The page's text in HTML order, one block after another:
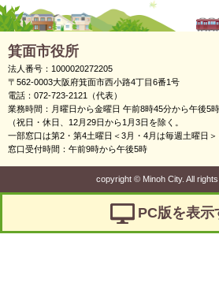
箕面市役所
法人番号：1000020272205
〒562-0003大阪府箕面市西小路4丁目6番1号
電話：072-723-2121（代表）
業務時間：月曜日から金曜日 午前8時45分から午後5
（祝日・休日、12月29日から1月3日を除く。
一部窓口は第2・第4土曜日＜3月・4月は毎週土曜日＞
窓口受付時間：午前9時から午後5時
copyright ©Minoh City. All
PC版を表示